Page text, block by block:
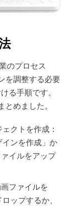
のプロセス
を調整する必要
る手順です。
めました。
クトを作成：
ンを作成」か
イルをアップ
ファイルを
ップするか、